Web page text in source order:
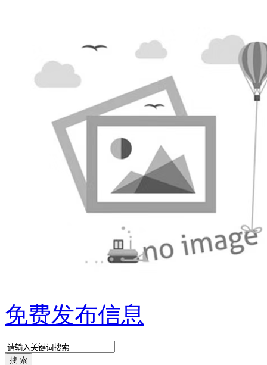
免费发布信息